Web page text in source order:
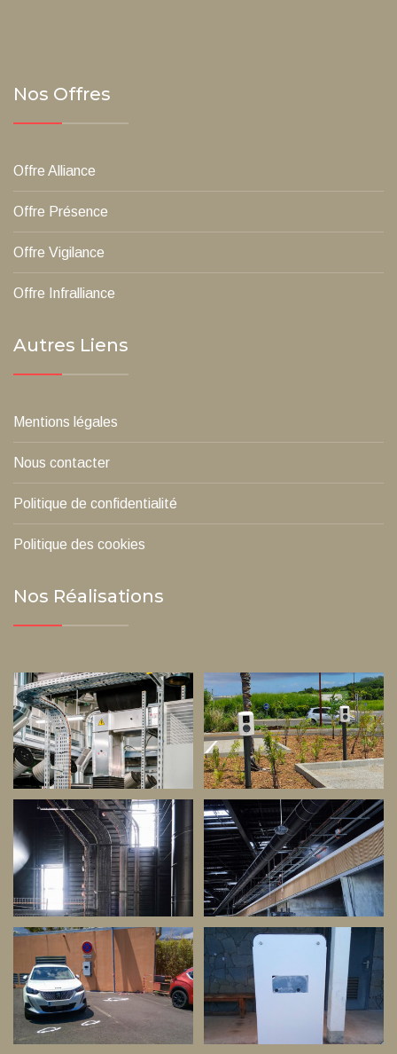
Nos Offres
Offre Alliance
Offre Présence
Offre Vigilance
Offre Infralliance
Autres Liens
Mentions légales
Nous contacter
Politique de confidentialité
Politique des cookies
Nos Réalisations